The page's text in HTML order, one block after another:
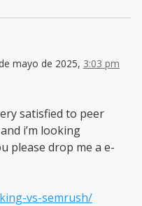
mayo de 2025, 3:03 pm
satisfied to peer
i’m looking
please drop me a e-
vs-semrush/